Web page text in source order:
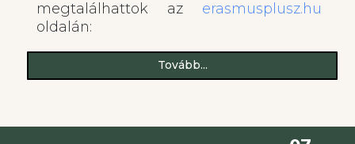
megtalálhattok az erasmusplusz.hu
oldalán:
Tovább...